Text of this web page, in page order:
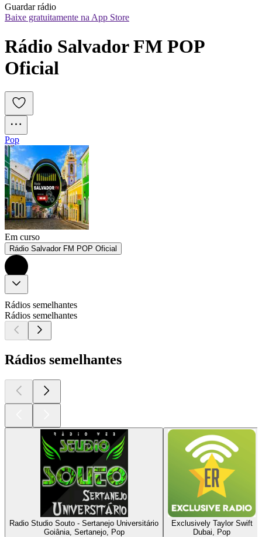
Guardar rádio
Baixe gratuitamente na App Store
Rádio Salvador FM POP
Oficial
Pop
Em curso
Rádio Salvador FM POP Oficial
Rádios semelhantes
Rádios semelhantes
Rádios semelhantes
Radio Studio Souto - Sertanejo Universitário
Goiânia, Sertanejo, Pop
Exclusively Taylor Swift
Dubai, Pop